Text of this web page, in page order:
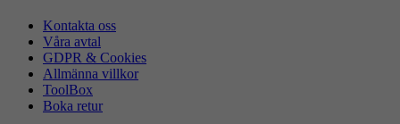
Kontakta oss
Våra avtal
GDPR & Cookies
Allmänna villkor
ToolBox
Boka retur